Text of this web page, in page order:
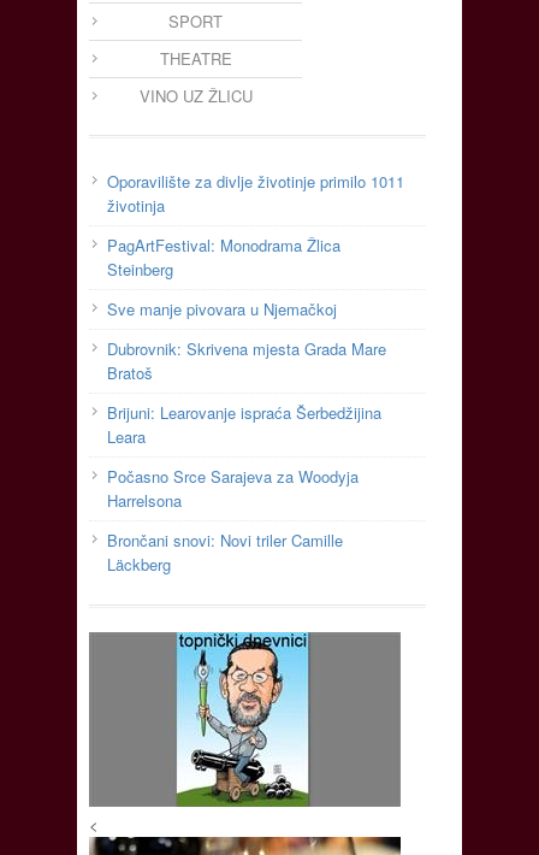
SPORT
THEATRE
VINO UZ ŽLICU
Oporavilište za divlje životinje primilo 1011
životinja
PagArtFestival: Monodrama Žlica
Steinberg
Sve manje pivovara u Njemačkoj
Dubrovnik: Skrivena mjesta Grada Mare
Bratoš
Brijuni: Learovanje ispraća Šerbedžijina
Leara
Počasno Srce Sarajeva za Woodyja
Harrelsona
Brončani snovi: Novi triler Camille
Läckberg
<